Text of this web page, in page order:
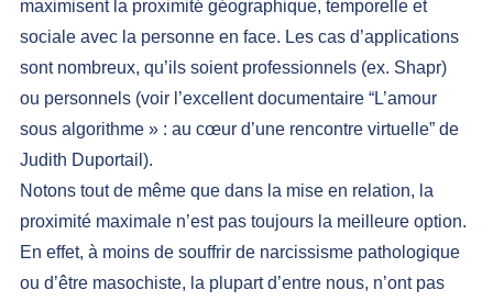
maximisent la proximité géographique, temporelle et
sociale avec la personne en face. Les cas d’applications
sont nombreux, qu’ils soient professionnels (ex. Shapr)
ou personnels (voir l’excellent documentaire “L’amour
sous algorithme » : au cœur d’une rencontre virtuelle” de
Judith Duportail).
Notons tout de même que dans la mise en relation, la
proximité maximale n’est pas toujours la meilleure option.
En effet, à moins de souffrir de narcissisme pathologique
ou d’être masochiste, la plupart d’entre nous, n’ont pas